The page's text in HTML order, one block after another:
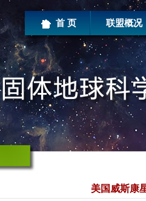
首 页 联盟概况
美国威斯康